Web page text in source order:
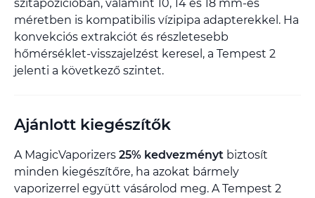
szitapozícióban, valamint 10, 14 és 18 mm-es
méretben is kompatibilis vízipipa adapterekkel. Ha
konvekciós extrakciót és részletesebb
hőmérséklet-visszajelzést keresel, a Tempest 2
jelenti a következő szintet.
Ajánlott kiegészítők
A MagicVaporizers 25% kedvezményt biztosít
minden kiegészítőre, ha azokat bármely
vaporizerrel együtt vásárolod meg. A Tempest 2